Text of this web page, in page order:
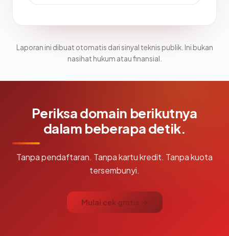
Laporan ini dibuat otomatis dari sinyal teknis publik. Ini bukan
nasihat hukum atau finansial.
Periksa domain berikutnya
dalam beberapa detik.
Tanpa pendaftaran. Tanpa kartu kredit. Tanpa kuota
tersembunyi.
Mulai cek gratis →